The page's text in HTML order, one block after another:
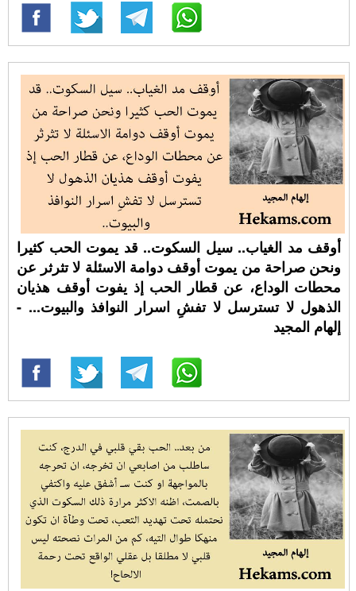
أوقف مد الغياب.. سيل السكوت.. قد يموت الحب كثيرا
ونحن صراحة من يموت أوقف دوامة الاسئلة لا تثرثر عن
محطات الوداع، عن قطار الحب إذ يفوت أوقف هذيان
الذهول لا تسترسل لا تفشِ اسرار النوافذ والبيوت... -
إلهام المجيد